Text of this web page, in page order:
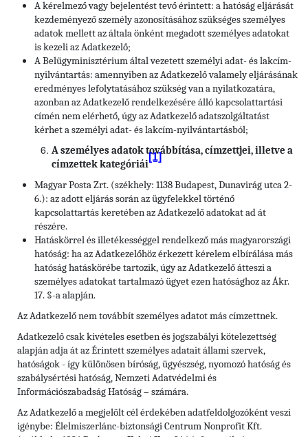
A kérelmező vagy bejelentést tevő érintett: a hatóság eljárását
kezdeményező személy azonosításához szükséges személyes
adatok mellett az általa önként megadott személyes adatokat
is kezeli az Adatkezelő;
A Belügyminisztérium által vezetett személyi adat- és lakcím-
nyilvántartás: amennyiben az Adatkezelő valamely eljárásának
eredményes lefolytatásához szükség van a nyilatkozatára,
azonban az Adatkezelő rendelkezésére álló kapcsolattartási
címén nem elérhető, úgy az Adatkezelő adatszolgáltatást
kérhet a személyi adat- és lakcím-nyilvántartásból;
A személyes adatok továbbítása, címzettjei, illetve a
címzettek kategóriái
[1]
Magyar Posta Zrt. (székhely: 1138 Budapest, Dunavirág utca 2-
6.): az adott eljárás során az ügyfelekkel történő
kapcsolattartás keretében az Adatkezelő adatokat ad át
részére.
Hatáskörrel és illetékességgel rendelkező más magyarországi
hatóság: ha az Adatkezelőhöz érkezett kérelem elbírálása más
hatóság hatáskörébe tartozik, úgy az Adatkezelő átteszi a
személyes adatokat tartalmazó ügyet ezen hatósághoz az Ákr.
17. §-a alapján.
Az Adatkezelő nem továbbít személyes adatot más címzettnek.
Adatkezelő csak kivételes esetben és jogszabályi kötelezettség
alapján adja át az Érintett személyes adatait állami szervek,
hatóságok - így különösen bíróság, ügyészség, nyomozó hatóság és
szabálysértési hatóság, Nemzeti Adatvédelmi és
Információszabadság Hatóság – számára.
Az Adatkezelő a megjelölt cél érdekében adatfeldolgozóként veszi
igénybe: Élelmiszerlánc-biztonsági Centrum Nonprofit Kft.